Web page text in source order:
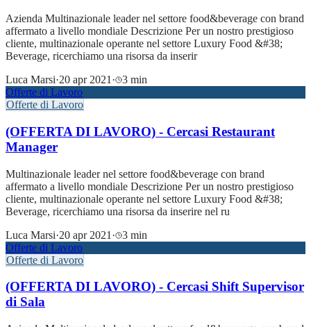
Azienda Multinazionale leader nel settore food&beverage con brand
affermato a livello mondiale Descrizione Per un nostro prestigioso
cliente, multinazionale operante nel settore Luxury Food &#38;
Beverage, ricerchiamo una risorsa da inserir
Luca Marsi·20 apr 2021 ·
3 min
Offerte di Lavoro
Offerte di Lavoro
(OFFERTA DI LAVORO) - Cercasi Restaurant
Manager
Multinazionale leader nel settore food&beverage con brand
affermato a livello mondiale Descrizione Per un nostro prestigioso
cliente, multinazionale operante nel settore Luxury Food &#38;
Beverage, ricerchiamo una risorsa da inserire nel ru
Luca Marsi·20 apr 2021 ·
3 min
Offerte di Lavoro
Offerte di Lavoro
(OFFERTA DI LAVORO) - Cercasi Shift Supervisor
di Sala